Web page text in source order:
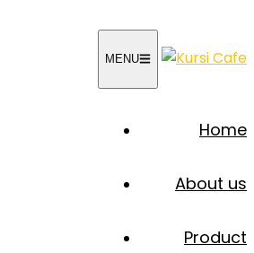
MENU
Home
About us
Product